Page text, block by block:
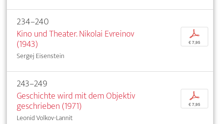
234–240
Kino und Theater. Nikolai Evreinov
(1943)
Sergej Eisenstein
p
€ 7,95
243–249
Geschichte wird mit dem Objektiv
geschrieben (1971)
Leonid Volkov-Lannit
p
€ 7,95